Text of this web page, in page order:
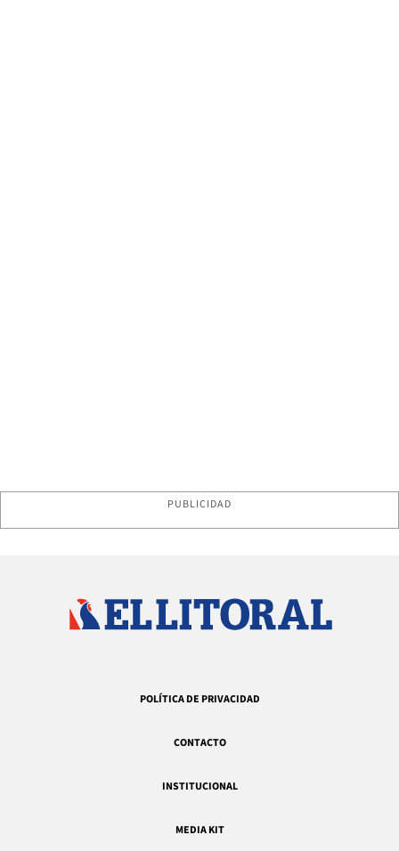
PUBLICIDAD
POLÍTICA DE PRIVACIDAD
CONTACTO
INSTITUCIONAL
MEDIA KIT